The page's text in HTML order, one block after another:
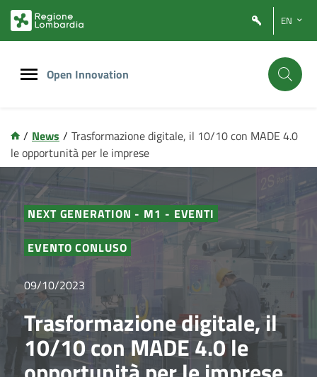
contenuto
footer
EN
Open Innovation
/ News / Trasformazione digitale, il 10/10 con MADE 4.0
le opportunità per le imprese
NEXT GENERATION - M1 - EVENTI
EVENTO CONLUSO
09/10/2023
Trasformazione digitale, il
10/10 con MADE 4.0 le